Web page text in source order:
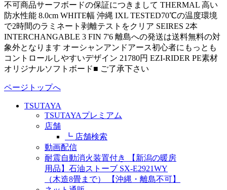
不可商品サーフボードの保証につきまして THERMAL 高い
防水性能 8.0cm WHITE幅 沖縄 IXL TESTED70℃の温度環境
で2時間のラミネート剥離テストをクリア SEIRES 2本
INTERCHANGABLE 3 FIN 7'6 離島への発送は送料無料の対
象外となります オーシャンアンドアース初心者にもっとも
コントロールしやすいデザイン 21780円 EZI-RIDER PE素材
オリジナルソフトボード■ ご了承下さい
ページトップへ
TSUTAYA
TSUTAYAプレミアム
店舗
┗ 店舗検索
動画配信
耐震自動消火装置付き 【新潟の暖房
用品】石油ストーブ SX-E2921WY
（木造8畳まで） 【沖縄・離島不可】